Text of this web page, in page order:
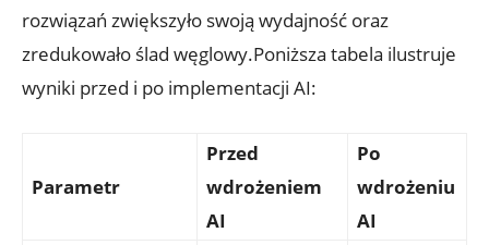
rozwiązań zwiększyło swoją wydajność oraz
zredukowało ślad węglowy.Poniższa tabela ilustruje
wyniki przed i po implementacji AI:
Parametr
Przed
wdrożeniem
AI
Po
wdrożeniu
AI